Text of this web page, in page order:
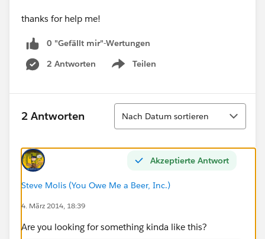
thanks for help me!
0 "Gefällt mir"-Wertungen
2 Antworten
Teilen
Show menu
2 Antworten
Sortieren
Nach Datum sortieren
Akzeptierte Antwort
Steve Molis (You Owe Me a Beer, Inc.)
4. März 2014, 18:39
Are you looking for something kinda like this?